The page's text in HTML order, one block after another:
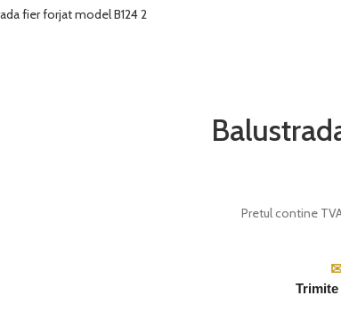
Pretul contine
Trimite